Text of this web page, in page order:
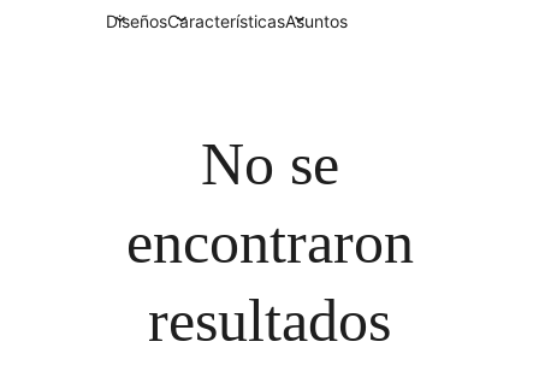
DiseñosCaracterísticasAsuntos
No se
encontraron
resultados